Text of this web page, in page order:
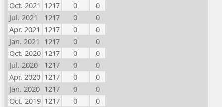
Oct. 2021 1217 0
0
Jul. 2021
1217 0
0
Apr. 2021 1217 0
0
Jan. 2021 1217 0
0
Oct. 2020 1217 0
0
Jul. 2020
1217 0
0
Apr. 2020 1217 0
0
Jan. 2020 1217 0
0
Oct. 2019 1217 0
0